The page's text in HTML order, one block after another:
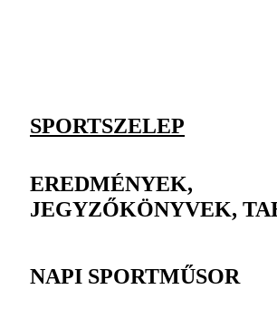
SPORTSZELEP
EREDMÉNYEK,
JEGYZŐKÖNYVEK,
NAPI SPORTMŰSOR